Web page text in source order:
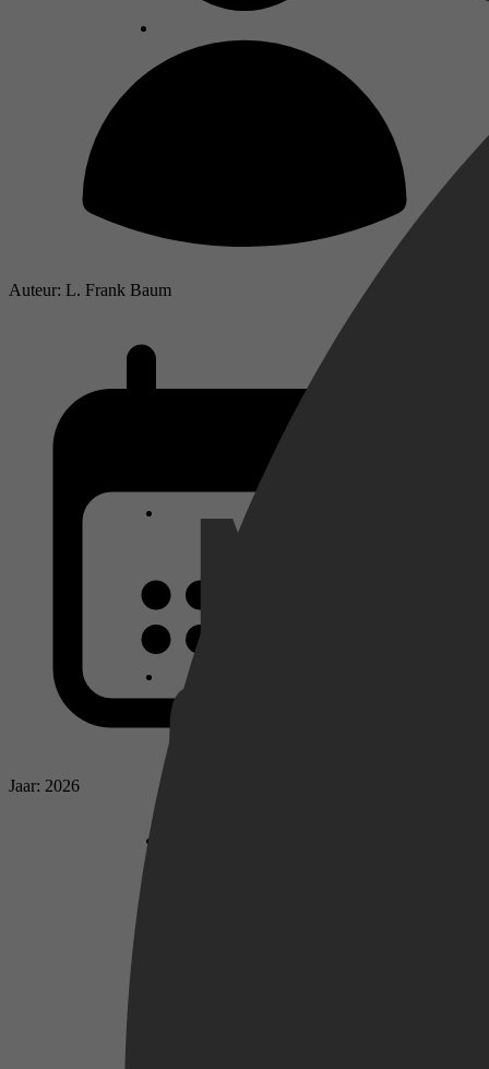
Auteur: L. Frank Baum
Jaar: 2026